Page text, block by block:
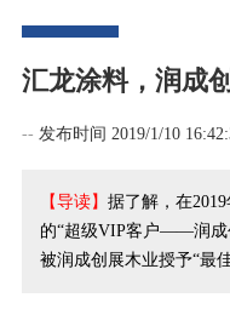
汇龙涂料，润成
-- 发布时间 2019/1/10
【导读】 据了解，在
的“超级VIP客户——润成
被润成创展木业授予“最